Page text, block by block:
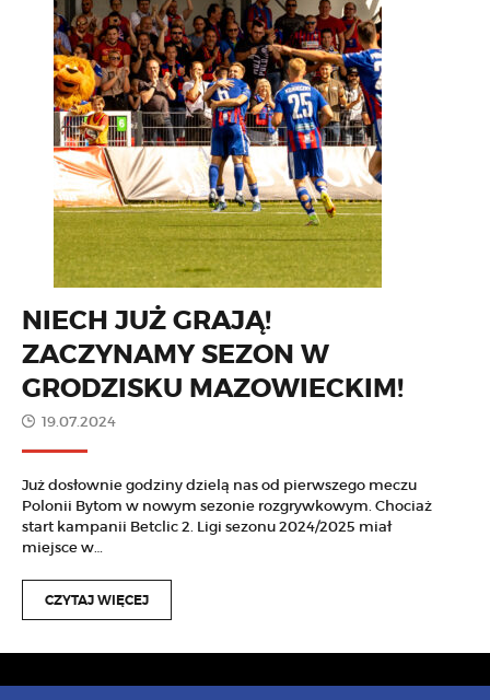
NIECH JUŻ GRAJĄ!
ZACZYNAMY SEZON W
GRODZISKU MAZOWIECKIM!
19.07.2024
Już dosłownie godziny dzielą nas od pierwszego meczu
Polonii Bytom w nowym sezonie rozgrywkowym. Chociaż
start kampanii Betclic 2. Ligi sezonu 2024/2025 miał
miejsce w…
CZYTAJ WIĘCEJ